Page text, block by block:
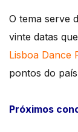
O tema serve
vinte datas
Lisboa Dance
pontos do
Próximos